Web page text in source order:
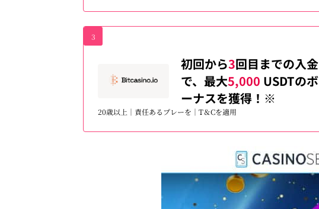
3
初回から3回目までの入金
で、最大5,000 USDTのボ
ーナスを獲得！※
20歳以上｜責任あるプレーを｜T＆Cを適用